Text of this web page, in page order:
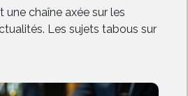
une chaîne axée sur les
Les sujets tabous sur